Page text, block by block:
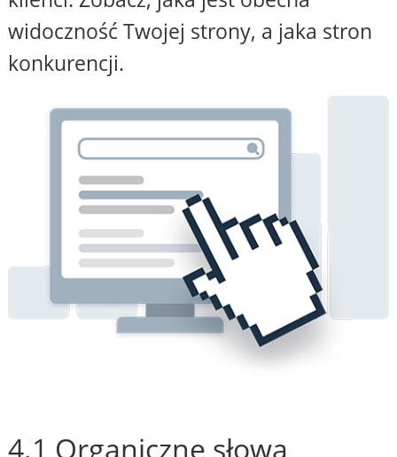
widoczność Twojej strony, a jaka stron
konkurencji.
4.1 Organiczne słowa